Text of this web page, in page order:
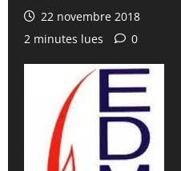
22 novembre 2018
2 minutes lues
0